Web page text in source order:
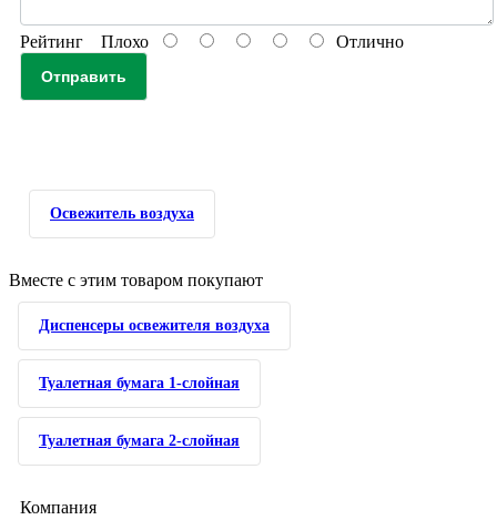
Рейтинг Плохо Отлично
Отправить
Освежитель воздуха
Вместе с этим товаром покупают
Диспенсеры освежителя воздуха
Туалетная бумага 1-слойная
Туалетная бумага 2-слойная
Компания